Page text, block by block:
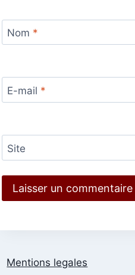
Nom *
E-mail *
Site
Mentions legales